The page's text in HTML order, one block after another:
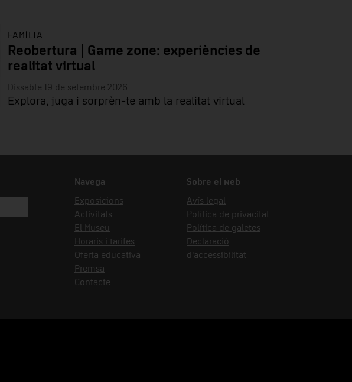
FAMÍLIA
Reobertura | Game zone: experiències de
realitat virtual
Dissabte 19 de setembre 2026
Explora, juga i sorprèn-te amb la realitat virtual
Navega
Exposicions
Activitats
El Museu
Horaris i tarifes
Oferta educativa
Premsa
Contacte
Sobre el web
Avís legal
Política de privacitat
Política de galetes
Declaració
d’accessibilitat